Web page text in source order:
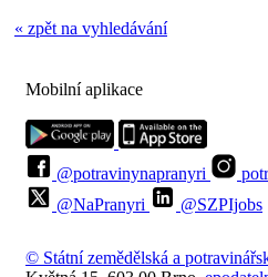
« zpět na vyhledávání
Mobilní aplikace
@potravinynapranyri
@NaPranyri
@SZPIjobs
© Státní zemědělská a